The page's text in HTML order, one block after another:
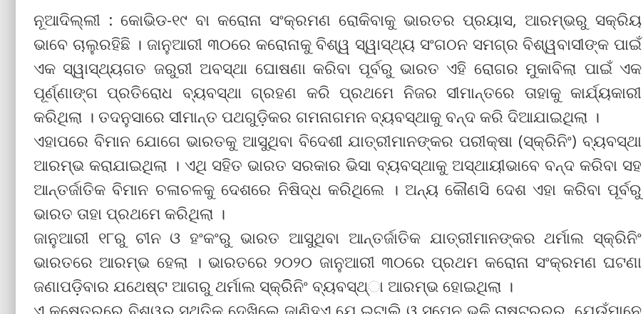
ନୂଆଦିଲ୍ଲୀ : କୋଭିଡ-୧୯ ବା କରୋନା ସଂକ୍ରମଣ ରୋକିବାକୁ ଭାରତର ପ୍ରୟାସ, ଆରମ୍ଭରୁ ସକ୍ରିୟ
ଭାବେ ଚାଲୁରହିଛି । ଜାନୁଆରୀ ୩୦ରେ କରୋନାକୁ ବିଶ୍ୱ ସ୍ୱାସ୍ଥ୍ୟ ସଂଗଠନ ସମଗ୍ର ବିଶ୍ୱବାସୀଙ୍କ ପାଇଁ
ଏକ ସ୍ୱାସ୍ଥ୍ୟଗତ ଜରୁରୀ ଅବସ୍ଥା ଘୋଷଣା କରିବା ପୂର୍ବରୁ ଭାରତ ଏହି ରୋଗର ମୁକାବିଲା ପାଇଁ ଏକ
ପୂର୍ଣ୍ଣାଙ୍ଗ ପ୍ରତିରୋଧ ବ୍ୟବସ୍ଥା ଗ୍ରହଣ କରି ପ୍ରଥମେ ନିଜର ସୀମାନ୍ତରେ ତାହାକୁ କାର୍ଯ୍ୟକାରୀ
କରିଥିଲା । ତଦନୁସାରେ ସୀମାନ୍ତ ପଥଗୁଡ଼ିକର ଗମନାଗମନ ବ୍ୟବସ୍ଥାକୁ ବନ୍ଦ କରି ଦିଆଯାଇଥିଲା ।
ଏହାପରେ ବିମାନ ଯୋଗେ ଭାରତକୁ ଆସୁଥିବା ବିଦେଶୀ ଯାତ୍ରୀମାନଙ୍କର ପରୀକ୍ଷା (ସ୍କ୍ରିନିଂ) ବ୍ୟବସ୍ଥା
ଆରମ୍ଭ କରାଯାଇଥିଲା । ଏଥି ସହିତ ଭାରତ ସରକାର ଭିସା ବ୍ୟବସ୍ଥାକୁ ଅସ୍ଥାୟୀଭାବେ ବନ୍ଦ କରିବା ସହ
ଆନ୍ତର୍ଜାତିକ ବିମାନ ଚଳାଚଳକୁ ଦେଶରେ ନିଷିଦ୍ଧ କରିଥିଲେ । ଅନ୍ୟ କୌଣସି ଦେଶ ଏହା କରିବା ପୂର୍ବରୁ
ଭାରତ ତାହା ପ୍ରଥମେ କରିଥିଲା ।
ଜାନୁଆରୀ ୧୮ରୁ ଚୀନ ଓ ହଂକଂରୁ ଭାରତ ଆସୁଥିବା ଆନ୍ତର୍ଜାତିକ ଯାତ୍ରୀମାନଙ୍କର ଥର୍ମାଲ ସ୍କ୍ରିନିଂ
ଭାରତରେ ଆରମ୍ଭ ହେଲା । ଭାରତରେ ୨୦୨୦ ଜାନୁଆରୀ ୩୦ରେ ପ୍ରଥମ କରୋନା ସଂକ୍ରମଣ ଘଟଣା
ଜଣାପଡ଼ିବାର ଯଥେଷ୍ଟ ଆଗରୁ ଥର୍ମାଲ ସ୍କ୍ରିିନିଂ ବ୍ୟବସ୍ଥ୍‌ା ଆରମ୍ଭ ହୋଇଥିଲା ।